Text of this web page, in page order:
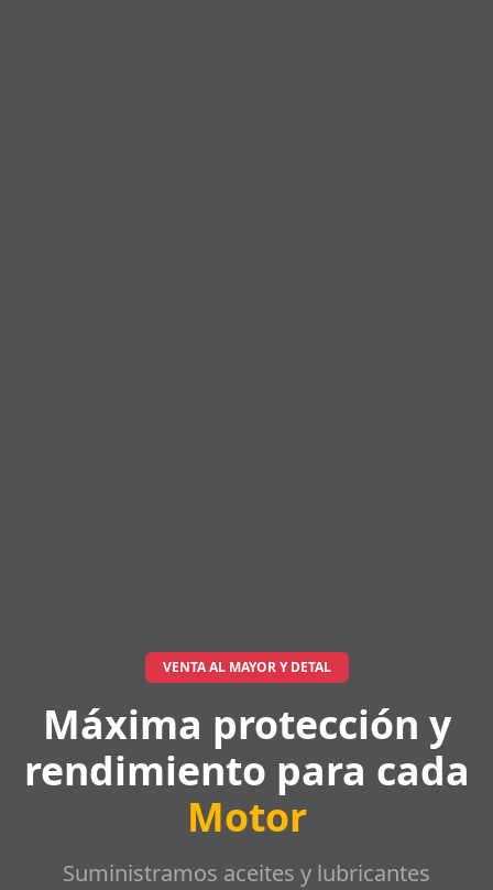
VENTA AL MAYOR Y DETAL
Máxima protección y
rendimiento para cada
Motor
Suministramos aceites y lubricantes